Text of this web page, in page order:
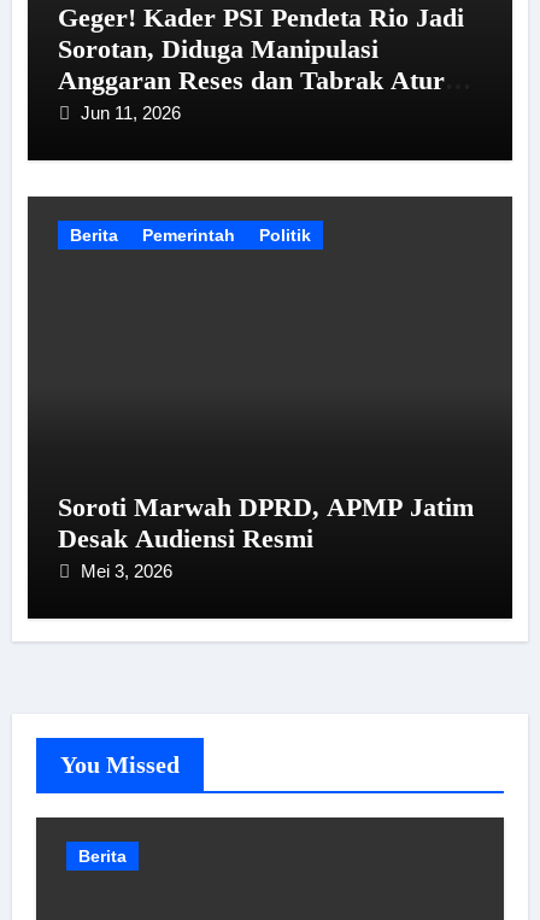
Geger! Kader PSI Pendeta Rio Jadi
Sorotan, Diduga Manipulasi
Anggaran Reses dan Tabrak Aturan
Bawaslu
Jun 11, 2026
Berita Pemerintah Politik
Soroti Marwah DPRD, APMP Jatim
Desak Audiensi Resmi
Mei 3, 2026
You Missed
Berita